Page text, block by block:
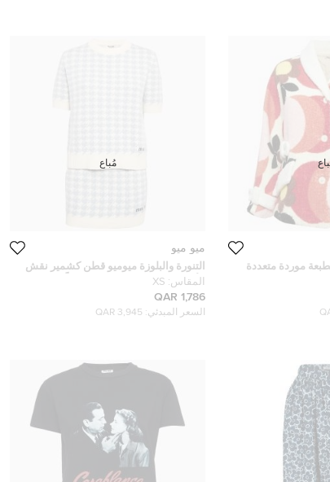
موردة متعددة
ميو ميو
التنورة والبلوزة ميوميو قطن كشمير نقش
الأقدام زرقاء صغيرة / صغيرة جداً
المقاس: XS
1,786 QAR
السعر المبدئي: 3,945 QAR
مُباع